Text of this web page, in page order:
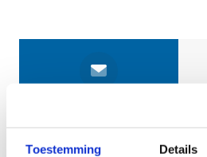
Toestemming Details